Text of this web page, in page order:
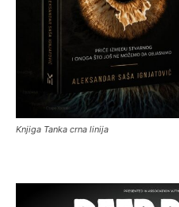
Knjiga Tanka crna linija